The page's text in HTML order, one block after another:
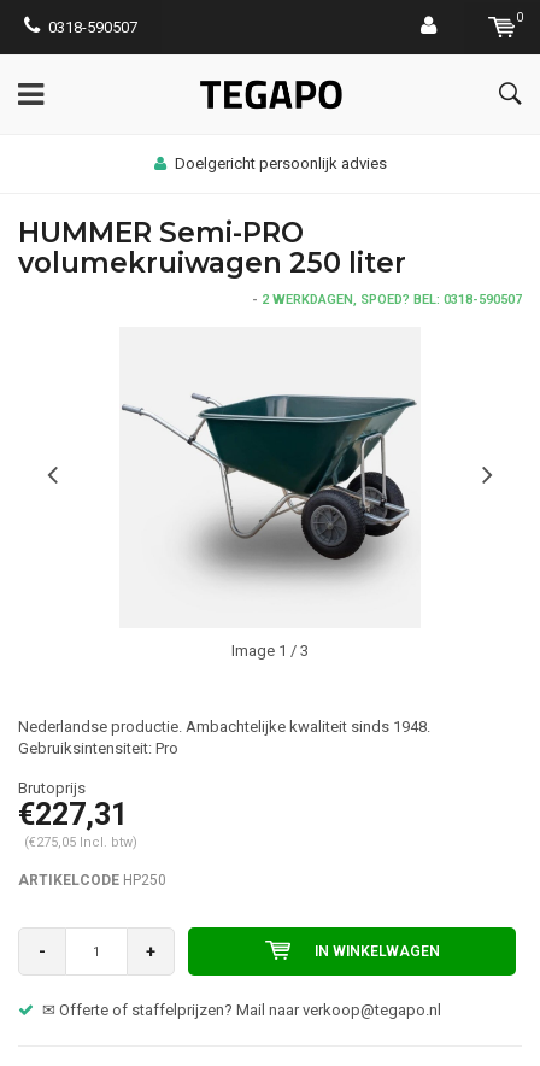
0318-590507
0
Doelgericht persoonlijk advies
HUMMER Semi-PRO
volumekruiwagen 250 liter
- 2 WERKDAGEN, SPOED? BEL: 0318-590507
Image 1 / 3
Nederlandse productie. Ambachtelijke kwaliteit sinds 1948.
Gebruiksintensiteit: Pro
€227,31
(€275,05 Incl. btw)
ARTIKELCODE HP250
- + IN WINKELWAGEN
✉ Offerte of staffelprijzen? Mail naarverkoop@tegapo.nl